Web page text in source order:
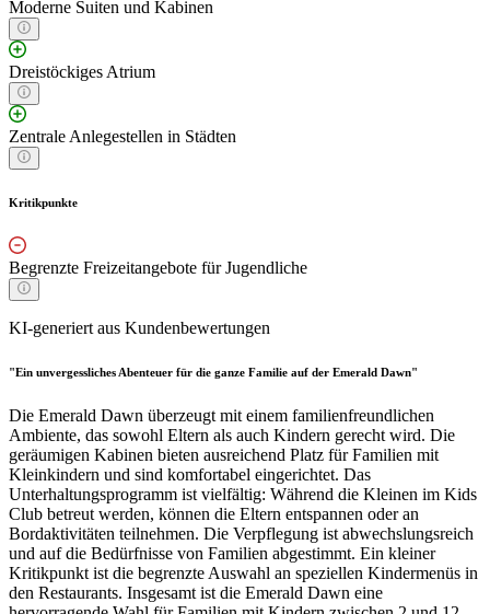
Moderne Suiten und Kabinen
Dreistöckiges Atrium
Zentrale Anlegestellen in Städten
Kritikpunkte
Begrenzte Freizeitangebote für Jugendliche
KI-generiert aus Kundenbewertungen
"Ein unvergessliches Abenteuer für die ganze Familie auf der Emerald Dawn"
Die Emerald Dawn überzeugt mit einem familienfreundlichen
Ambiente, das sowohl Eltern als auch Kindern gerecht wird. Die
geräumigen Kabinen bieten ausreichend Platz für Familien mit
Kleinkindern und sind komfortabel eingerichtet. Das
Unterhaltungsprogramm ist vielfältig: Während die Kleinen im Kids
Club betreut werden, können die Eltern entspannen oder an
Bordaktivitäten teilnehmen. Die Verpflegung ist abwechslungsreich
und auf die Bedürfnisse von Familien abgestimmt. Ein kleiner
Kritikpunkt ist die begrenzte Auswahl an speziellen Kindermenüs in
den Restaurants. Insgesamt ist die Emerald Dawn eine